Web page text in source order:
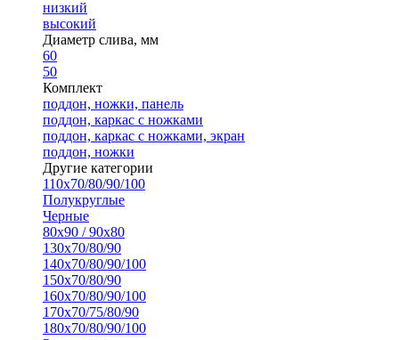
низкий
высокий
Диаметр слива, мм
60
50
Комплект
поддон, ножки, панель
поддон, каркас с ножками
поддон, каркас с ножками, экран
поддон, ножки
Другие категории
110х70/80/90/100
Полукруглые
Черные
80х90 / 90х80
130х70/80/90
140х70/80/90/100
150х70/80/90
160х70/80/90/100
170х70/75/80/90
180х70/80/90/100